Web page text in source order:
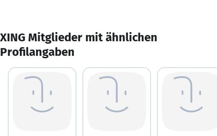
XING Mitglieder mit ähnlichen
Profilangaben